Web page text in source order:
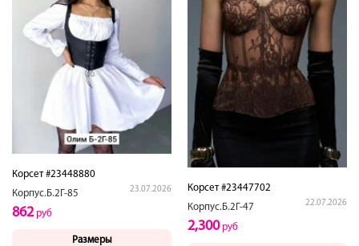
Корсет #23448880
Корпус.Б.2Г-85
23.07.2026
862руб
Размеры
Корсет #23447702
Корпус.Б.2Г-47
22.07.2026
2,300руб